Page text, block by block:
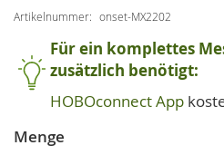
Artikelnummer onset-MX2202
Für ein komplettes
zusätzlich benötigt:
HOBOconnect App
Menge